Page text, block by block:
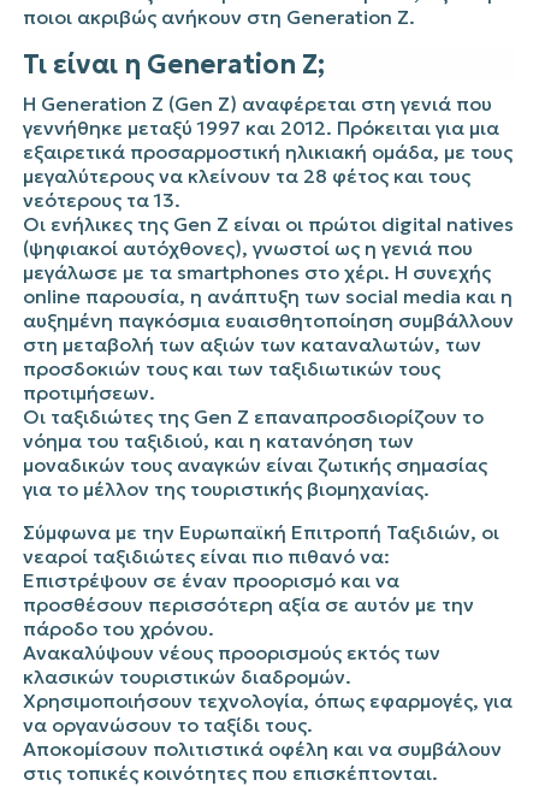
ποιοι ακριβώς ανήκουν στη Generation Z.
Τι είναι η Generation Z;
Η Generation Z (Gen Z) αναφέρεται στη γενιά που
γεννήθηκε μεταξύ 1997 και 2012. Πρόκειται για μια
εξαιρετικά προσαρμοστική ηλικιακή ομάδα, με τους
μεγαλύτερους να κλείνουν τα 28 φέτος και τους
νεότερους τα 13.
Οι ενήλικες της Gen Z είναι οι πρώτοι digital natives
(ψηφιακοί αυτόχθονες), γνωστοί ως η γενιά που
μεγάλωσε με τα smartphones στο χέρι. Η συνεχής
online παρουσία, η ανάπτυξη των social media και η
αυξημένη παγκόσμια ευαισθητοποίηση συμβάλλουν
στη μεταβολή των αξιών των καταναλωτών, των
προσδοκιών τους και των ταξιδιωτικών τους
προτιμήσεων.
Οι ταξιδιώτες της Gen Z επαναπροσδιορίζουν το
νόημα του ταξιδιού, και η κατανόηση των
μοναδικών τους αναγκών είναι ζωτικής σημασίας
για το μέλλον της τουριστικής βιομηχανίας.
Σύμφωνα με την Ευρωπαϊκή Επιτροπή Ταξιδιών, οι
νεαροί ταξιδιώτες είναι πιο πιθανό να:
Επιστρέψουν σε έναν προορισμό και να
προσθέσουν περισσότερη αξία σε αυτόν με την
πάροδο του χρόνου.
Ανακαλύψουν νέους προορισμούς εκτός των
κλασικών τουριστικών διαδρομών.
Χρησιμοποιήσουν τεχνολογία, όπως εφαρμογές, για
να οργανώσουν το ταξίδι τους.
Αποκομίσουν πολιτιστικά οφέλη και να συμβάλουν
στις τοπικές κοινότητες που επισκέπτονται.